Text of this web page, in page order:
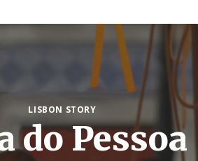
LISBON STORY
do Pessoa